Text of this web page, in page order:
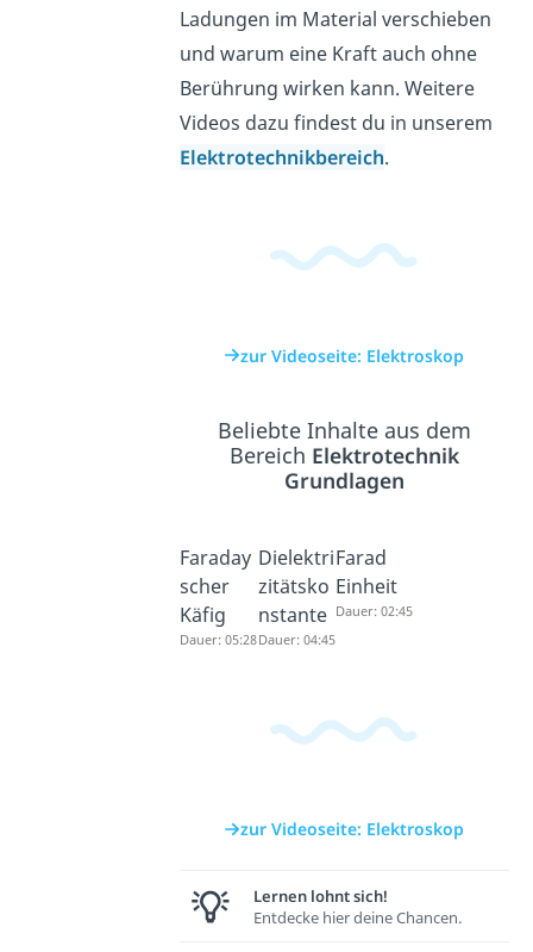
Ladungen im Material verschieben
und warum eine Kraft auch ohne
Berührung wirken kann. Weitere
Videos dazu findest du in unserem
Elektrotechnikbereich.
zur Videoseite: Elektroskop
Beliebte Inhalte aus dem
Bereich Elektrotechnik
Grundlagen
Faraday
scher
Käfig
Dauer: 05:28
Dielektri
zitätsko
nstante
Dauer: 04:45
Farad
Einheit
Dauer: 02:45
zur Videoseite: Elektroskop
Lernen lohnt sich!
Entdecke hier deine Chancen.